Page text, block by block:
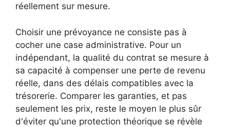
réellement sur mesure.
Choisir une prévoyance ne consiste pas à
cocher une case administrative. Pour un
indépendant, la qualité du contrat se mesure à
sa capacité à compenser une perte de revenu
réelle, dans des délais compatibles avec la
trésorerie. Comparer les garanties, et pas
seulement les prix, reste le moyen le plus sûr
d'éviter qu'une protection théorique se révèle